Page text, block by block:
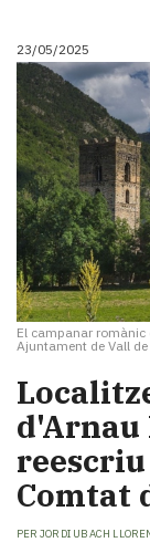
23/05/2025
El campanar romànic
Ajuntament de Vall
d'Arnau
Comtat
PER JORDI UBACH